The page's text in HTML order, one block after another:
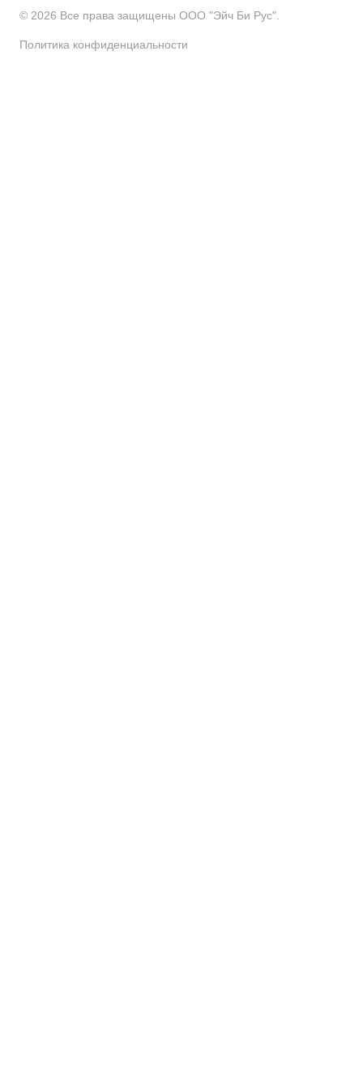
Аксессуары для осушителей
© 2026 Все права защищены ООО "Эйч Би Рус".
Политика конфиденциальности